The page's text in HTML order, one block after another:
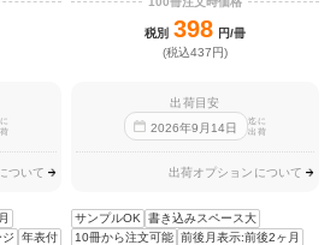
ついて
年表付
税別 398 円/冊
(税込437円)
出荷目安
2026年9 月 14日
迄に
出荷
出荷オプションについて
サンプルOK
書き込みスペース大
10冊から注文可能 前後月表示:前後2ヶ月